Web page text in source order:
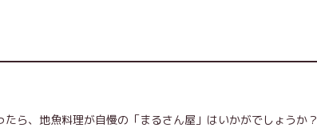
ら、地魚料理が自慢の「まるさん屋」はいかがでしょうか？